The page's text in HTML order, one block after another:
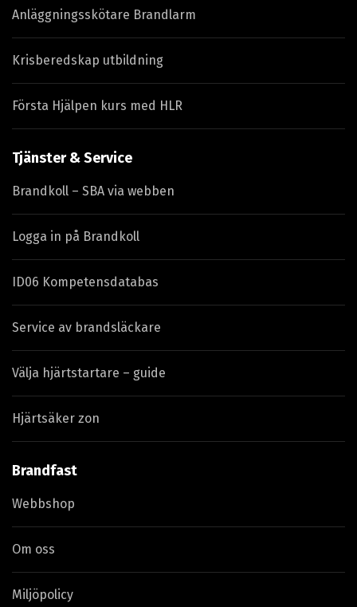
Anläggningsskötare Brandlarm
Krisberedskap utbildning
Första Hjälpen kurs med HLR
Tjänster & Service
Brandkoll – SBA via webben
Logga in på Brandkoll
ID06 Kompetensdatabas
Service av brandsläckare
Välja hjärtstartare – guide
Hjärtsäker zon
Brandfast
Webbshop
Om oss
Miljöpolicy